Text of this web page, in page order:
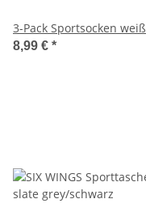
3-Pack Sportsocken weiß
8,99 € *